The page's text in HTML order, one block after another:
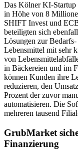
Das Kölner KI-Startup
in Höhe von 8
SHIFT Invest und
beteiligten sich
Lösungen zur
Lebensmittel mit sehr
von
in Bäckereien und im
können Kunden ihre
reduzieren, den
Prozent der zuvor
automatisieren. Die
mehreren tausend
GrubMarket
Finanzierung